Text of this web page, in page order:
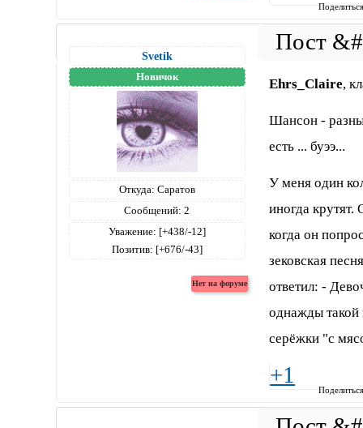
Svetik
Новичок
Откуда: Саратов
Сообщений: 2
Уважение: [+438/-12]
Позитив: [+676/-43]
Ehrs_Claire,
Шансон -
есть ... буээ...
У меня один
иногда
когда он
зековская
ответил: -
однажды такой
серёжки "с
+1